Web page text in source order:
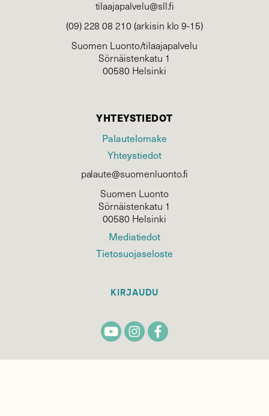
tilaajapalvelu@sll.fi
(09) 228 08 210 (arkisin klo 9-15)
Suomen Luonto/tilaajapalvelu
Sörnäistenkatu 1
00580 Helsinki
YHTEYSTIEDOT
Palautelomake
Yhteystiedot
palaute@suomenluonto.fi
Suomen Luonto
Sörnäistenkatu 1
00580 Helsinki
Mediatiedot
Tietosuojaseloste
KIRJAUDU